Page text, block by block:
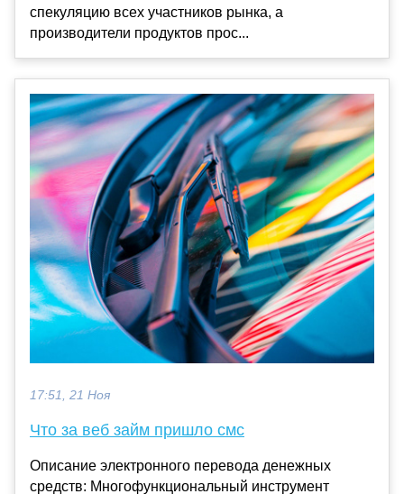
спекуляцию всех участников рынка, а
производители продуктов прос...
17:51, 21 Ноя
Что за веб займ пришло смс
Описание электронного перевода денежных
средств: Многофункциональный инструмент